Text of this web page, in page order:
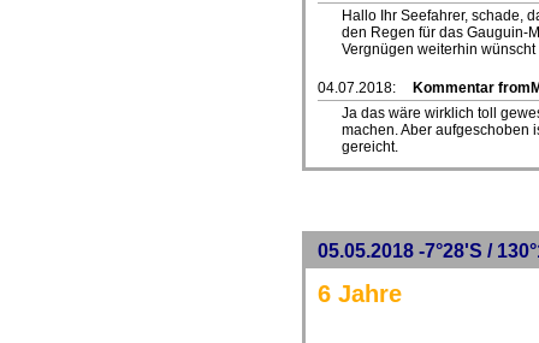
Hallo Ihr Seefahrer, schade,
den Regen für das Gauguin-
Vergnügen weiterhin wünscht
04.07.2018:
Kommentar
Ja das wäre wirklich toll
machen. Aber aufgeschoben
gereicht.
05.05.2018 -7°28'S /
6 Jahre